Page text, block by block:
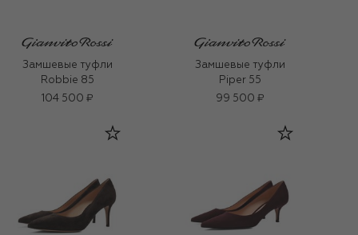
Замшевые туфли
Robbie 85
104 500 ₽
Замшевые туфли
Piper 55
99 500 ₽